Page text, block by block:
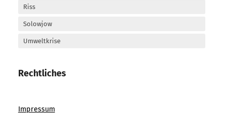
Riss
Solowjow
Umweltkrise
Rechtliches
Impressum